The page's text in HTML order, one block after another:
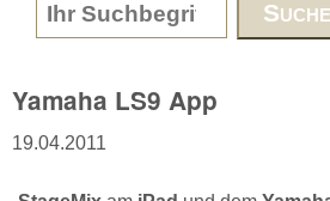
Search form
Yamaha LS9 App
19.04.2011